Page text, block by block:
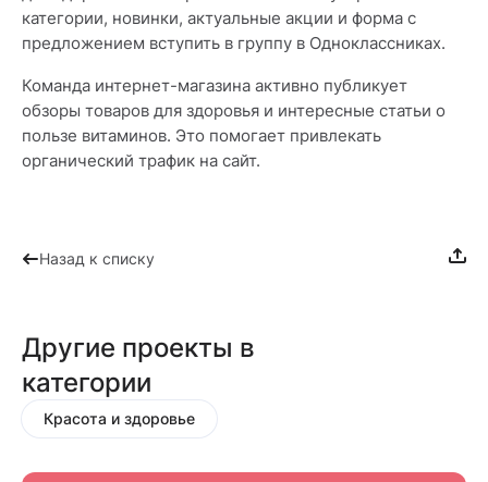
категории, новинки, актуальные акции и форма с
предложением вступить в группу в Одноклассниках.
Команда интернет-магазина активно публикует
обзоры товаров для здоровья и интересные статьи о
пользе витаминов. Это помогает привлекать
органический трафик на сайт.
Назад к списку
Другие проекты в
категории
Красота и здоровье